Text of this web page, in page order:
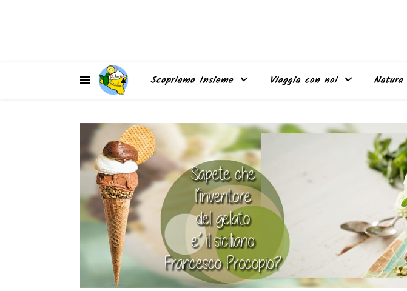
▲ Scopriamo Insieme Viaggia con noi Natura